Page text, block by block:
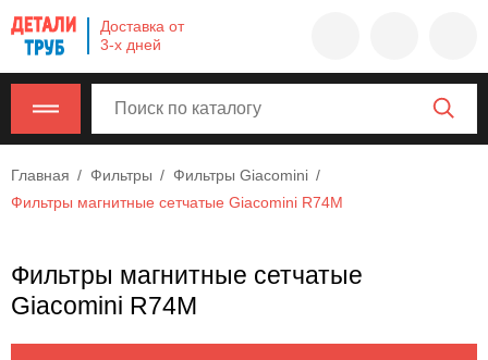
Доставка от
3-х дней
Главная Фильтры
Фильтры Giacomini
Фильтры магнитные сетчатые Giacomini R74M
Фильтры магнитные сетчатые
Giacomini R74M
Company
name
620000,
Москва,
Калужская,
15,